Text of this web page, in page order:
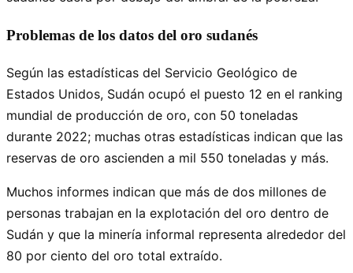
Problemas de los datos del oro sudanés
Según las estadísticas del Servicio Geológico de
Estados Unidos, Sudán ocupó el puesto 12 en el ranking
mundial de producción de oro, con 50 toneladas
durante 2022; muchas otras estadísticas indican que las
reservas de oro ascienden a mil 550 toneladas y más.
Muchos informes indican que más de dos millones de
personas trabajan en la explotación del oro dentro de
Sudán y que la minería informal representa alrededor del
80 por ciento del oro total extraído.